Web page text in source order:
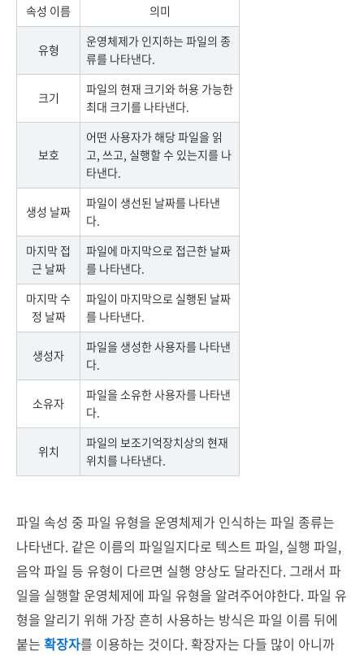
속성 이름 의미
유형
운영체제가 인지하는 파일의 종
류를 나타낸다.
크기
파일의 현재 크기와 허용 가능한
최대 크기를 나타낸다.
보호
어떤 사용자가 해당 파일을 읽
고, 쓰고, 실행할 수 있는지를 나
타낸다.
생성 날짜
파일이 생선된 날짜를 나타낸
다.
마지막 접
근 날짜
파일에 마지막으로 접근한 날짜
를 나타낸다.
마지막 수
정 날짜
파일이 마지막으로 실행된 날짜
를 나타낸다.
생성자
파일을 생성한 사용자를 나타낸
다.
소유자
파일을 소유한 사용자를 나타낸
다.
위치
파일의 보조기억장치상의 현재
위치를 나타낸다.
파일 속성 중 파일 유형을 운영체제가 인식하는 파일 종류는
나타낸다. 같은 이름의 파일일지다로 텍스트 파일, 실행 파일,
음악 파일 등 유형이 다르면 실행 양상도 달라진다. 그래서 파
일을 실행할 운영체제에 파일 유형을 알려주어야한다. 파일 유
형을 알리기 위해 가장 흔히 사용하는 방식은 파일 이름 뒤에
붙는 확장자를 이용하는 것이다. 확장자는 다들 많이 아니까